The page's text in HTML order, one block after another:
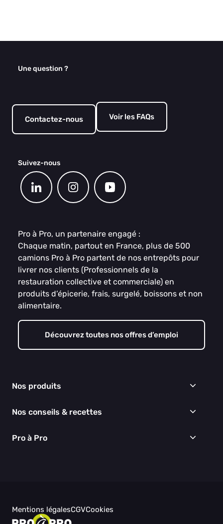
Une question ?
Contactez-nous Voir les FAQs
Suivez-nous
Pro à Pro, un partenaire engagé :
Chaque matin, partout en France, plus de 500
camions Pro à Pro partent de nos entrepôts pour
livrer nos clients (Professionnels de la
restauration collective et commerciale) en
produits d’épicerie, frais, surgelé, boissons et non
alimentaire.
Découvrez toutes nos offres d’emploi
Nos produits
Épicerie
Boissons
Nos conseils & recettes
Recettes
Pro à Pro
Besoin d'aide ?
Mentions légalesCGVCookies